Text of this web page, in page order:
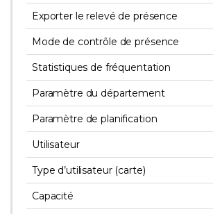
Exporter le relevé de présence
Mode de contrôle de présence
Statistiques de fréquentation
Paramètre du département
Paramètre de planification
Utilisateur
Type d’utilisateur (carte)
Capacité